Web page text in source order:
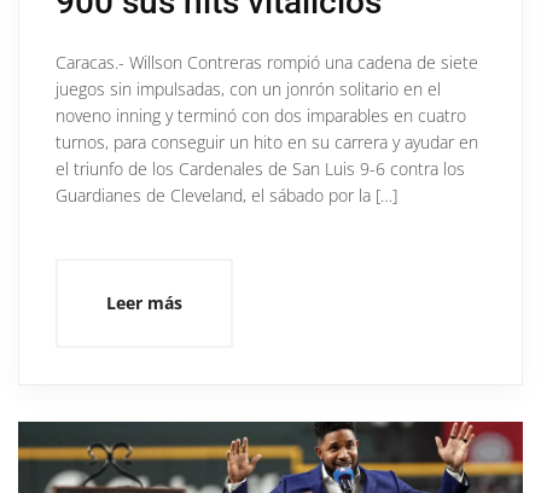
Caracas.- Willson Contreras rompió una cadena de siete
juegos sin impulsadas, con un jonrón solitario en el
noveno inning y terminó con dos imparables en cuatro
turnos, para conseguir un hito en su carrera y ayudar en
el triunfo de los Cardenales de San Luis 9-6 contra los
Guardianes de Cleveland, el sábado por la […]
Leer más